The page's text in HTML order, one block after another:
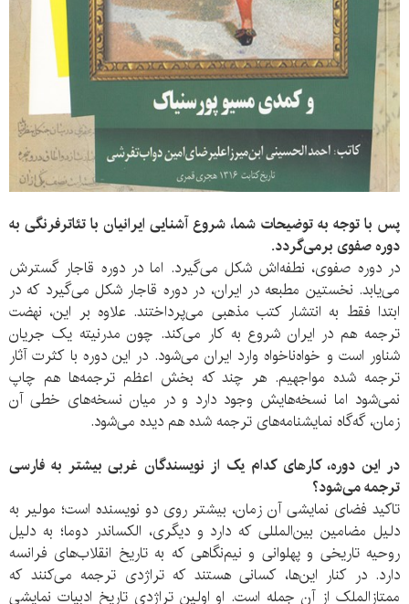
پس با توجه به توضیحات شما، شروع آشنایی ایرانیان با تئاترفرنگی به
دوره صفوی برمی‌گردد.
در دوره صفوی، نطفه‌اش شکل می‌گیرد. اما در دوره قاجار گسترش
می‌یابد. نخستین مطبعه در ایران، در دوره قاجار شکل می‌گیرد که در
ابتدا فقط به انتشار کتب مذهبی می‌پرداختند. علاوه بر این، نهضت
ترجمه هم در ایران شروع به کار می‌کند. چون مدرنیته یک جریان
شناور است و خواه‌ناخواه وارد ایران می‌شود. در این دوره با کثرت آثار
ترجمه شده مواجهیم. هر چند که بخش اعظم ترجمه‌ها هم چاپ
نمی‌شود اما نسخه‌هایش وجود دارد و در میان نسخه‌های خطی آن
زمان، گه‌گاه نمایشنامه‌های ترجمه شده هم دیده می‌شود.
در این دوره، کارهای کدام‌ یک از نویسندگان غربی بیشتر به فارسی
ترجمه می‌شود؟
تاکید فضای نمایشی آن زمان، بیشتر روی دو نویسنده است؛ مولیر به
دلیل مضامین بین‌المللی که دارد و دیگری، الکساندر دوما؛ به دلیل
روحیه تاریخی و پهلوانی و نیم‌نگاهی که به تاریخ انقلاب‌های فرانسه
دارد. در کنار این‌ها، کسانی هستند که تراژدی ترجمه می‌کنند که
ممتازالملک از آن جمله است. او اولین تراژدی تاریخ ادبیات نمایشی